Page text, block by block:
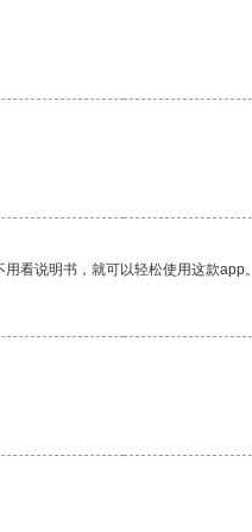
看说明书，就可以轻松使用这款app。